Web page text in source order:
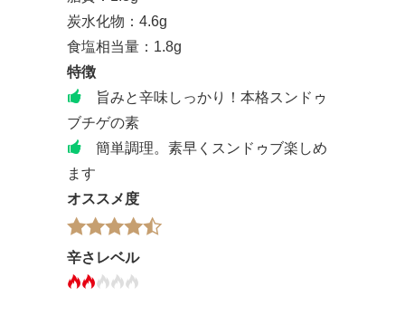
炭水化物：4.6g
食塩相当量：1.8g
特徴
旨みと辛味しっかり！本格スンドゥ
ブチゲの素
簡単調理。素早くスンドゥブ楽しめ
ます
オススメ度
辛さレベル